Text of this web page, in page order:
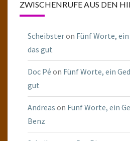
ZWISCHENRUFE AUS DEN
Scheibsteron Fünf Worte,
das gut
Doc Pé on Fünf Worte, ein
gut
Andreas on Fünf Worte, ein
Benz